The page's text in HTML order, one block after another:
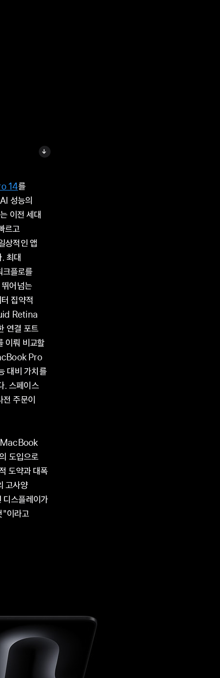
14를
성능의
이전 세대
르고
상적인 앱
최대
플로를
어넘는
집약적
Retina
연결 포트
뤄 비교할
Pro
대비 가치를
. 스페이스
전 주문이
MacBook
도입으로
도약과 대폭
고사양
디스플레이가
"이라고